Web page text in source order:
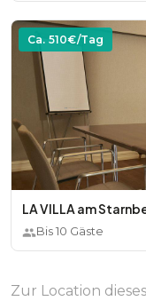
Ca. 510€/Tag
LA VILLA am
Bis10 Gäste
Zur Location